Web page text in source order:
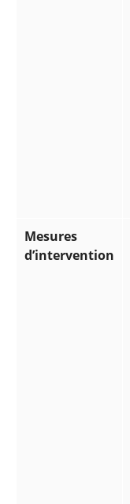
Mesures
d’intervention